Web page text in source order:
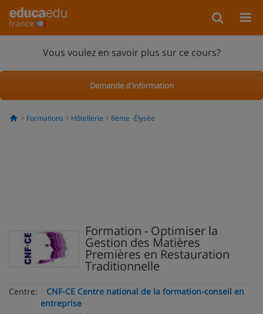
france
Vous voulez en savoir plus sur ce cours?
Demande d'information
Formations Hôtellerie 8ème -Élysée
Formation - Optimiser la
Gestion des Matières
Premières en Restauration
Traditionnelle
Centre:
CNF-CE Centre national de la formation-conseil en
entreprise